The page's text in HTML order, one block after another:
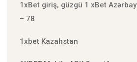
1xBet giriş, güzgü 1 xBet
– 78
1xbet Kazahstan